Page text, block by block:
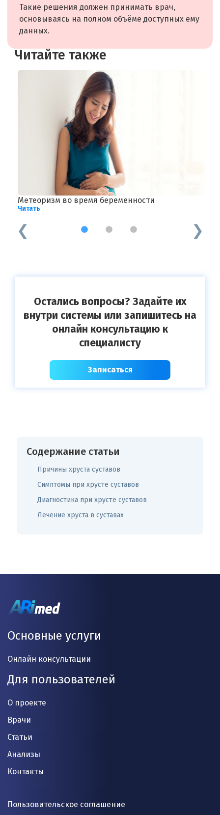
Такие решения должен принимать врач,
основываясь на полном объёме доступных ему
данных.
Читайте также
Метеоризм во время беременности
Читать
1 2 3
Остались вопросы? Задайте их
внутри системы или запишитесь на
онлайн консультацию к
специалисту
Записаться
Содержание статьи
Причины хруста суставов
Симптомы при хрусте суставов
Диагностика при хрусте суставов
Лечение хруста в суставах
Основные услуги
Онлайн консультации
Для пользователей
О проекте
Врачи
Статьи
Анализы
Контакты
Пользовательское соглашение